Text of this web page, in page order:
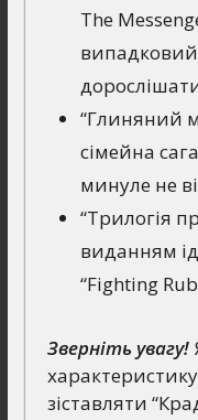
The
“Глиняний
сімейна
минуле не
“Трилогія
виданням
“Fighting
Зверніть увагу!
зіставляти